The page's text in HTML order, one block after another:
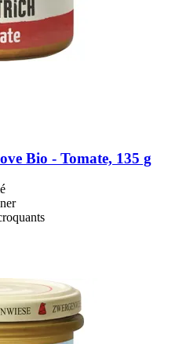
Bio -​ Tomate, 135 g